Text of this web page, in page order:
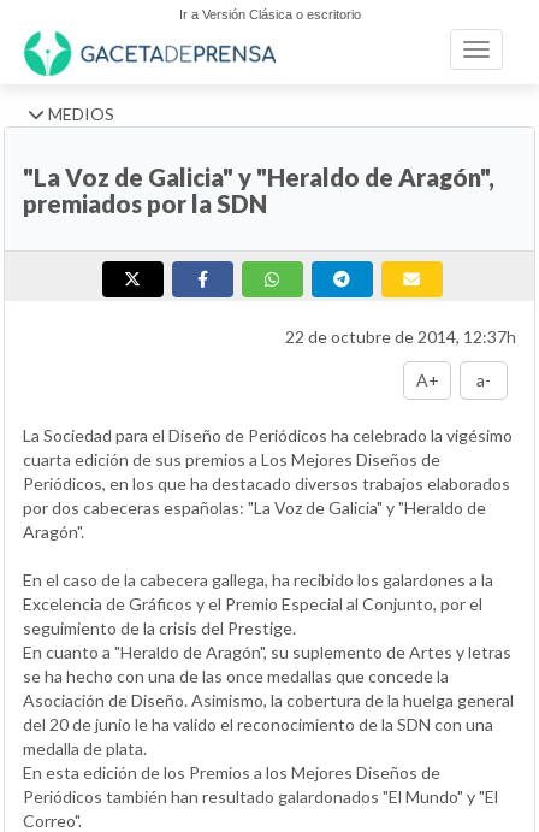
Ir a Versión Clásica o escritorio
Toggle
MEDIOS
"La Voz de Galicia" y "Heraldo de Aragón",
premiados por la SDN
22 de octubre de 2014, 12:37h
A+ a-
La Sociedad para el Diseño de Periódicos ha celebrado la vigésimo
cuarta edición de sus premios a Los Mejores Diseños de
Periódicos, en los que ha destacado diversos trabajos elaborados
por dos cabeceras españolas: "La Voz de Galicia" y "Heraldo de
Aragón".
En el caso de la cabecera gallega, ha recibido los galardones a la
Excelencia de Gráficos y el Premio Especial al Conjunto, por el
seguimiento de la crisis del Prestige.
En cuanto a "Heraldo de Aragón", su suplemento de Artes y letras
se ha hecho con una de las once medallas que concede la
Asociación de Diseño. Asimismo, la cobertura de la huelga general
del 20 de junio le ha valido el reconocimiento de la SDN con una
medalla de plata.
En esta edición de los Premios a los Mejores Diseños de
Periódicos también han resultado galardonados "El Mundo" y "El
Correo".